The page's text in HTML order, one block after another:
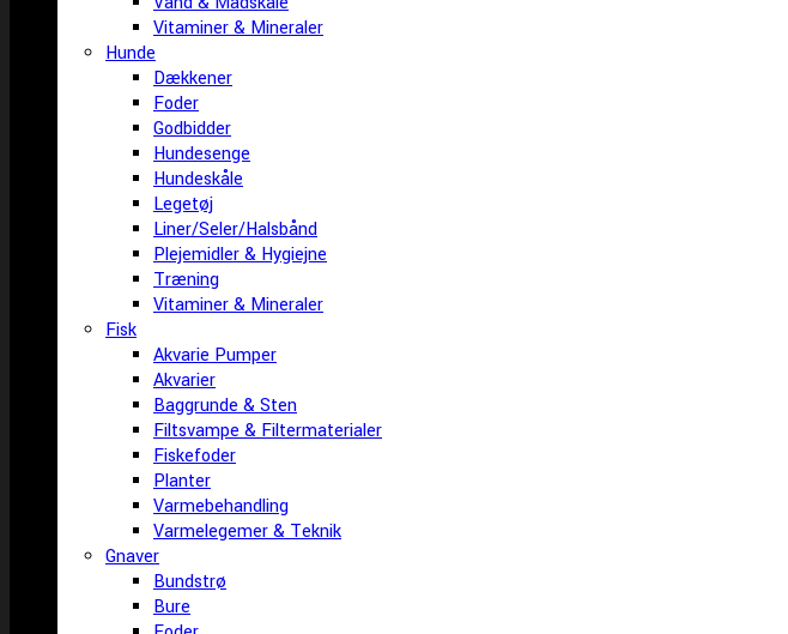
Vitaminer & Mineraler
Hunde
Dækkener
Foder
Godbidder
Hundesenge
Hundeskåle
Legetøj
Liner/Seler/Halsbånd
Plejemidler & Hygiejne
Træning
Vitaminer & Mineraler
Fisk
Akvarie Pumper
Akvarier
Baggrunde & Sten
Filtsvampe & Filtermaterialer
Fiskefoder
Planter
Varmebehandling
Varmelegemer & Teknik
Gnaver
Bundstrø
Bure